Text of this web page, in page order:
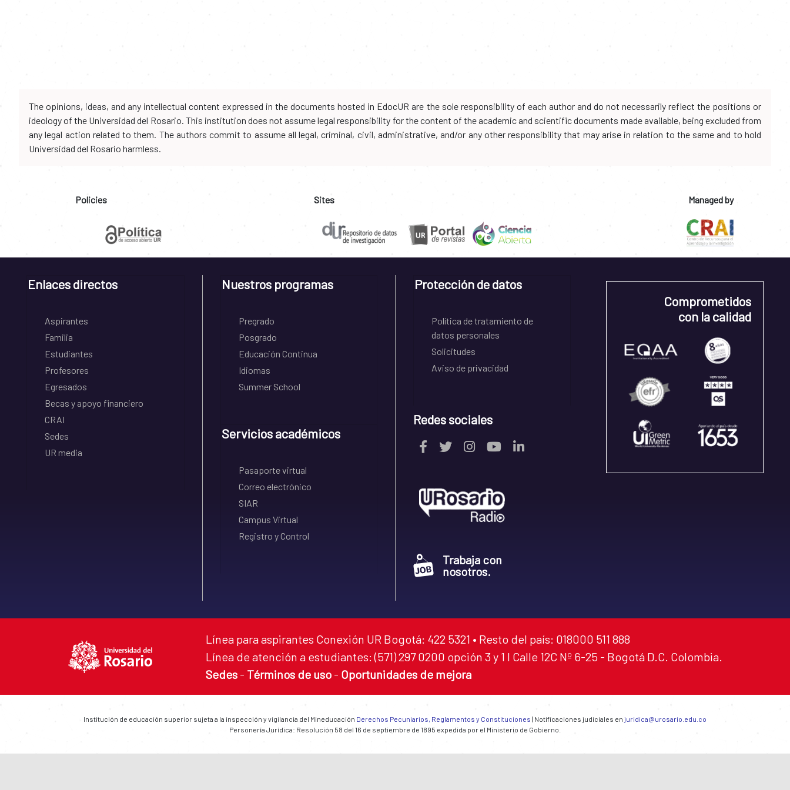
The opinions, ideas, and any intellectual content expressed in the documents hosted in EdocUR are the sole responsibility of each author and do not necessarily reflect the positions or
ideology of the Universidad del Rosario. This institution does not assume legal responsibility for the content of the academic and scientific documents made available, being excluded from
any legal action related to them. The authors commit to assume all legal, criminal, civil, administrative, and/or any other responsibility that may arise in relation to the same and to hold
Universidad del Rosario harmless.
Policies Sites Managed by
Enlaces directos
Aspirantes
Familia
Estudiantes
Profesores
Egresados
Becas y apoyo financiero
CRAI
Sedes
UR media
Nuestros programas
Pregrado
Posgrado
Educación Continua
Idiomas
Summer School
Servicios académicos
Pasaporte virtual
Correo electrónico
SIAR
Campus Virtual
Registro y Control
Protección de datos
Política de tratamiento de
datos personales
Solicitudes
Aviso de privacidad
Redes sociales
Trabaja con
nosotros.
Comprometidos
con la calidad
Línea para aspirantes Conexión UR Bogotá: 422 5321 • Resto del país: 018000 511 888
Línea de atención a estudiantes: (571) 297 0200 opción 3 y 1 I Calle 12C Nº 6-25 - Bogotá D.C. Colombia.
Sedes - Términos de uso - Oportunidades de mejora
Institución de educación superior sujeta a la inspección y vigilancia del Mineducación Derechos Pecuniarios, Reglamentos y Constituciones | Notificaciones judiciales en juridica@urosario.edu.co
Personería Jurídica: Resolución 58 del 16 de septiembre de 1895 expedida por el Ministerio de Gobierno.